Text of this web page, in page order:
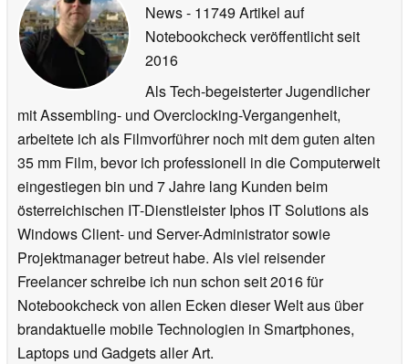
News- 11749 Artikel auf
Notebookcheck veröffentlichtseit
2016
Als Tech-begeisterter Jugendlicher
mit Assembling- und Overclocking-Vergangenheit,
arbeitete ich als Filmvorführer noch mit dem guten alten
35 mm Film, bevor ich professionell in die Computerwelt
eingestiegen bin und 7 Jahre lang Kunden beim
österreichischen IT-Dienstleister Iphos IT Solutions als
Windows Client- und Server-Administrator sowie
Projektmanager betreut habe. Als viel reisender
Freelancer schreibe ich nun schon seit 2016 für
Notebookcheck von allen Ecken dieser Welt aus über
brandaktuelle mobile Technologien in Smartphones,
Laptops und Gadgets aller Art.